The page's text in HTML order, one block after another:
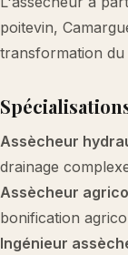
poitevin,
transformation du
Assècheur
drainage
Assècheur
bonification
Ingénieur